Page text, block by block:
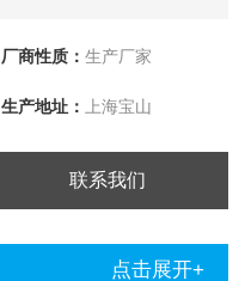
厂商性质： 生产厂家
生产地址： 上海宝山
联系我们
点击展开+